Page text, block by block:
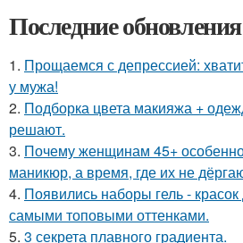
Последние
1. Прощаемся с депрессией:
у мужа!
2. Подборка цвета макияжа +
решают.
3. Почему женщинам 45+
маникюр, а время, где их не
4. Появились наборы гель -
самыми топовыми оттенками.
5. 3 секрета плавного градиента.